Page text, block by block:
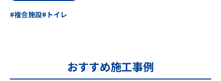
複合施設
トイレ
おすすめ施工事例